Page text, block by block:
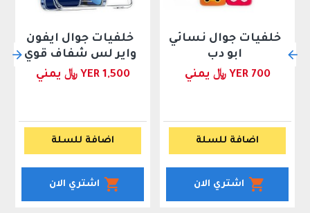
خلفيات جوال نسائي
ابو دب
YER 700 ﷼ يمني
اضافة للسلة
اشتري الان
خلفيات جوال ايفون
واير لس شفاف قوي
YER 1,500 ﷼ يمني
اضافة للسلة
اشتري الان